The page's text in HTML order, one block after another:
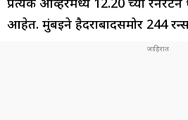
आहेत. मुंबईने हैदराबादसमोर 244